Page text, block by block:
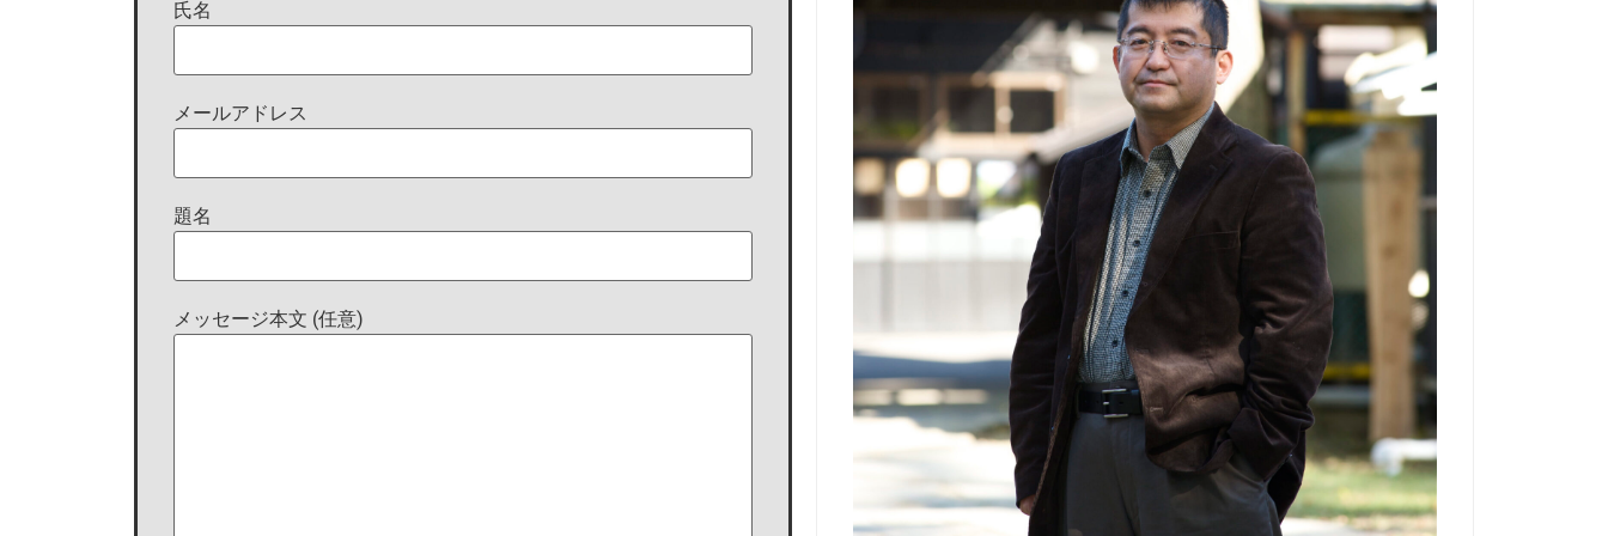
氏名
メールアドレス
題名
メッセージ本文 (任意)